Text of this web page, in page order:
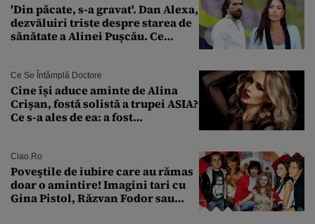
'Din păcate, s-a gravat'. Dan Alexa,
dezvăluiri triste despre starea de
sănătate a Alinei Pușcău. Ce
Ce Se Întâmplă Doctore
Cine își aduce aminte de Alina
Crișan, fostă solistă a trupei ASIA?
Ce s-a ales de ea: a fost
Ciao.ro
Poveştile de iubire care au rămas
doar o amintire! Imagini tari cu
Gina Pistol, Răzvan Fodor sau